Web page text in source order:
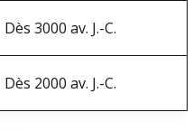
Dès 3000 av. J.-C.
Dès 2000 av. J.-C.